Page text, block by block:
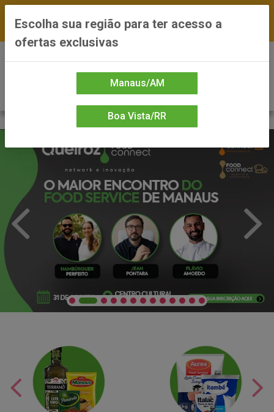
*Preços exclusivos do site — Entrega em até 24h
Escolha sua região para ter acesso a
ofertas exclusivas
Manaus/AM
Boa Vista/RR